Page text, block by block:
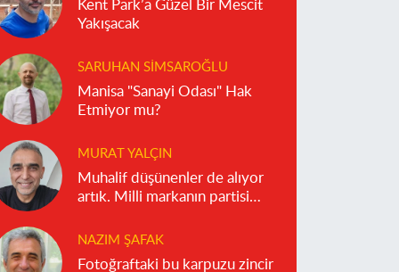
Kent Park’a Güzel Bir Mescit
Yakışacak
SARUHAN SIMSAROĞLU
Manisa "Sanayi Odası" Hak
Etmiyor mu?
MURAT YALÇIN
Muhalif düşünenler de alıyor
artık. Milli markanın partisi
NAZIM ŞAFAK
Fotoğraftaki bu karpuzu zincir